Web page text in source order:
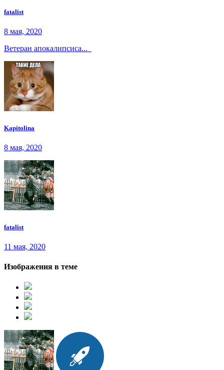
fatalist
8 мая, 2020
Ветеран апокалипсиса...
Kapitolina
8 мая, 2020
fatalist
11 мая, 2020
Изображения в теме